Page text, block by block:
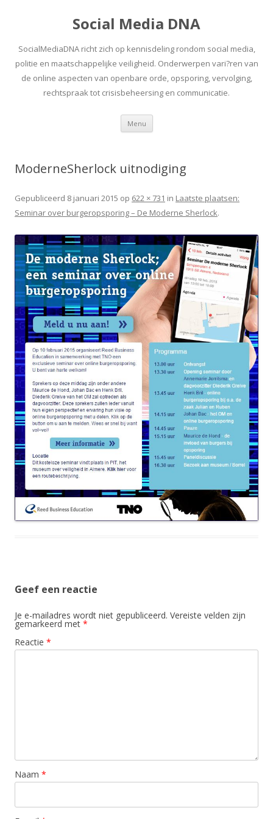
Social Media DNA
SocialMediaDNA richt zich op kennisdeling rondom social media,
politie en maatschappelijke veiligheid. Onderwerpen vari?ren van
de online aspecten van openbare orde, opsporing, vervolging,
rechtspraak tot crisisbeheersing en communicatie.
Menu Spring
inhoud
ModerneSherlock uitnodiging
Gepubliceerd 8 januari 2015 op 622 × 731 in Laatste plaatsen:
Seminar over burgeropsporing – De Moderne Sherlock.
Geef een reactie
Je e-mailadres wordt niet gepubliceerd. Vereiste velden zijn
gemarkeerd met *
Reactie *
Naam *